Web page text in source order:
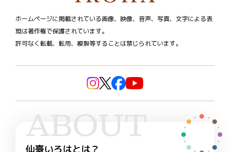
ホームページに掲載されている画像、映像、音声、写真、文字による表
現は著作権で保護されています。
許可なく転載、転用、複製等することは禁じられています。
ABOUT
仙臺いろはとは？